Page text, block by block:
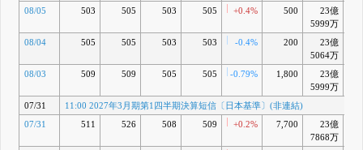
結)
資料(2026
連結))
4月 30, 2026
E
15:30 通期
業績予想の
修正に関す
08/05 503 505 503 505 +0.4% 500
23億
5999万
08/04 505 505 503 503 -0.4% 200
23億
5064万
08/03 509 509 505 505 -0.79% 1,800
23億
5999万
07/31
11:00 2027年3月期第1四半期決算短信〔日本基準〕(非連結)
07/31
511 526 508 509 +0.2% 7,700
23億
7868万